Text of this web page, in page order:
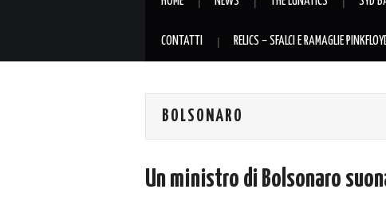
CONTATTI RELICS – SFALCI E RAMAGLIE
BOLSONARO
Un ministro di Bolsonaro